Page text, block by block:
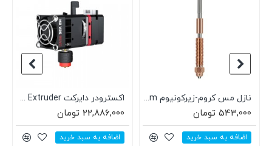
نازل مس کروم-زیرکونیوم 1.0mm یونیکورن Unicorn مناسب خانواده K1 برند Creality
543,000 تومان
اضافه به سبد خرید
اکسترودر دایرکت BIQU H2 V2S REVO Extruder
22,886,000 تومان
اضافه به سبد خرید